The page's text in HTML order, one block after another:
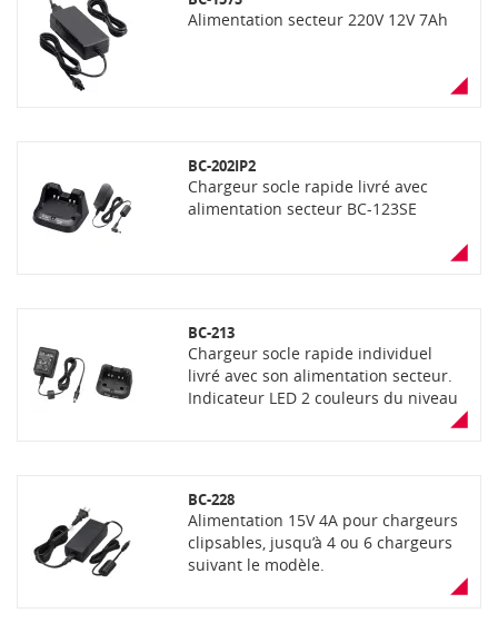
Alimentation secteur 220V 12V 7Ah
BC-202IP2
Chargeur socle rapide livré avec
alimentation secteur BC-123SE
BC-213
Chargeur socle rapide individuel
livré avec son alimentation secteur.
Indicateur LED 2 couleurs du niveau
BC-228
Alimentation 15V 4A pour chargeurs
clipsables, jusqu’à 4 ou 6 chargeurs
suivant le modèle.